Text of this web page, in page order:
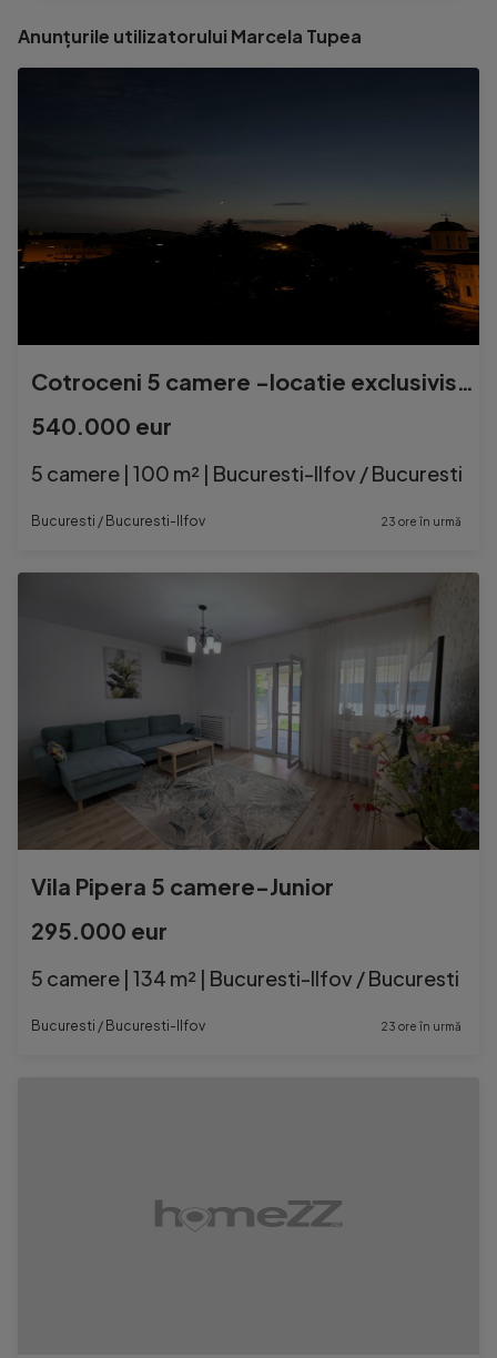
Anunțurile utilizatorului Marcela Tupea
Cotroceni 5 camere -locatie exclusivista
540.000 eur
5 camere | 100 m² | Bucuresti-Ilfov / Bucuresti
Bucuresti / Bucuresti-Ilfov 23 ore în urmă
Vila Pipera 5 camere-Junior
295.000 eur
5 camere | 134 m² | Bucuresti-Ilfov / Bucuresti
Bucuresti / Bucuresti-Ilfov 23 ore în urmă